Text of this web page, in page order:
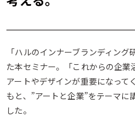
「ハルのインナーブランディン
た本セミナー。「これからの企業
アートやデザインが重要になって
もと、”アートと企業”をテーマ
した。